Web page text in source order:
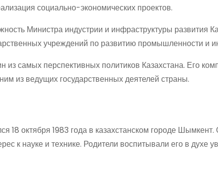
социально-экономических проектов.
Министра индустрии и инфраструктуры развития
учреждений по развитию промышленности и
самых перспективных политиков Казахстана. Его
из ведущих государственных деятелей страны.
18 октября 1983 года в казахстанском городе
к науке и технике. Родители воспитывали его в духе